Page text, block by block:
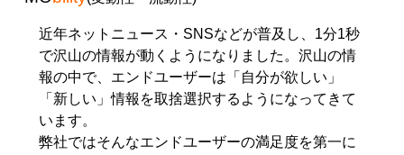
近年ネットニュース・SNSなどが普及し、1分1秒
で沢山の情報が動くようになりました。沢山の情
報の中で、エンドユーザーは「自分が欲しい」
「新しい」情報を取捨選択するようになってきて
います。
弊社ではそんなエンドユーザーの満足度を第一に